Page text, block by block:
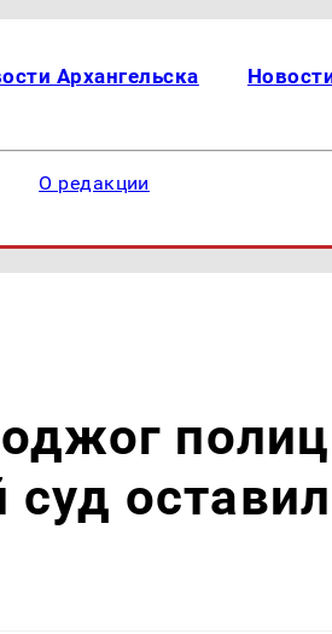
Архангельска
О редакции